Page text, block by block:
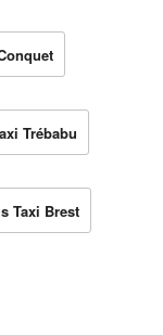
Trébabu
Taxi Brest